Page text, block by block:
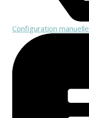
Configuration manuelle